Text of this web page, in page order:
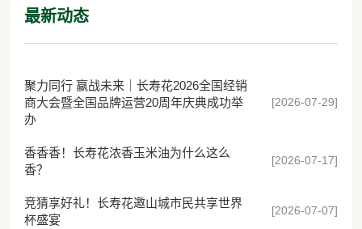
最新动态
聚力同行 赢战未来｜长寿花2026全国经销
商大会暨全国品牌运营20周年庆典成功举
办
[2026-07-29]
香香香！长寿花浓香玉米油为什么这么
香？
[2026-07-17]
竞猜享好礼！长寿花邀山城市民共享世界
杯盛宴
[2026-07-07]